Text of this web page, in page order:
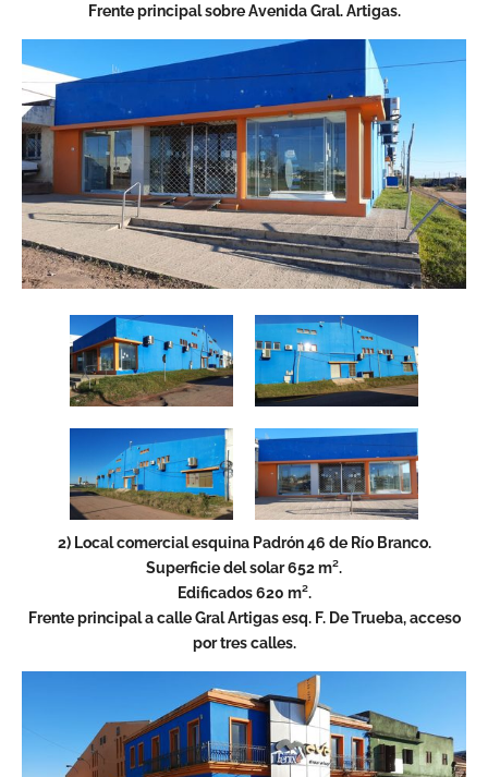
Frente principal sobre Avenida Gral. Artigas.
2) Local comercial esquina Padrón 46 de Río Branco.
Superficie del solar 652 m².
Edificados 620 m².
Frente principal a calle Gral Artigas esq. F. De Trueba, acceso
por tres calles.